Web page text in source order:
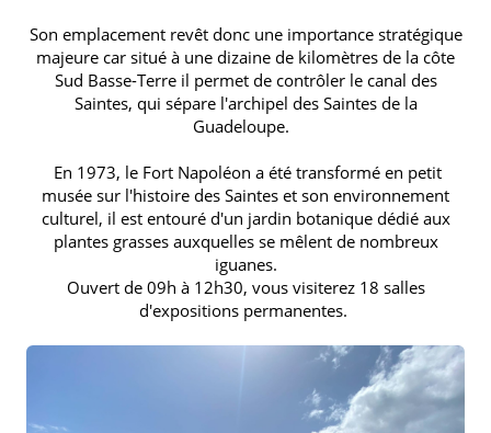
Son emplacement revêt donc une importance stratégique
majeure car situé à une dizaine de kilomètres de la côte
Sud Basse-Terre il permet de contrôler le canal des
Saintes, qui sépare l'archipel des Saintes de la
Guadeloupe.
En 1973, le Fort Napoléon a été transformé en petit
musée sur l'histoire des Saintes et son environnement
culturel, il est entouré d'un jardin botanique dédié aux
plantes grasses auxquelles se mêlent de nombreux
iguanes.
Ouvert de 09h à 12h30, vous visiterez 18 salles
d'expositions permanentes.